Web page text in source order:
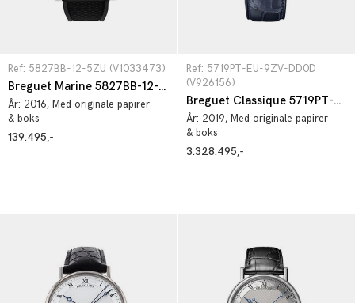
Ref: 5827BB-12-5ZU (V1033473)
Breguet Marine 5827BB-12-5ZU
År: 2016, Med originale papirer
& boks
139.495,-
Ref: 5719PT-EU-9ZV-DD0D
(V926156)
Breguet Classique 5719PT-EU-9ZV-DD0D
År: 2019, Med originale papirer
& boks
3.328.495,-